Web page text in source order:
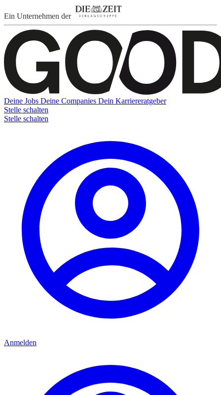
Ein Unternehmen der
Deine Jobs Deine Companies Dein Karriereratgeber
Stelle schalten
Stelle schalten
Anmelden